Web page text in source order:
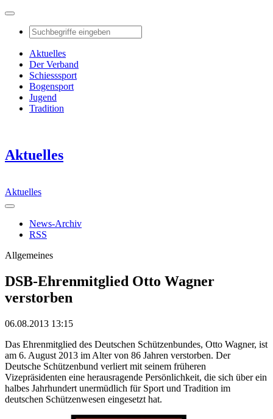
Aktuelles
Der Verband
Schiesssport
Bogensport
Jugend
Tradition
Aktuelles
Aktuelles
News-Archiv
RSS
Allgemeines
DSB-Ehrenmitglied Otto Wagner
verstorben
06.08.2013 13:15
Das Ehrenmitglied des Deutschen Schützenbundes, Otto Wagner, ist
am 6. August 2013 im Alter von 86 Jahren verstorben. Der
Deutsche Schützenbund verliert mit seinem früheren
Vizepräsidenten eine herausragende Persönlichkeit, die sich über ein
halbes Jahrhundert unermüdlich für Sport und Tradition im
deutschen Schützenwesen eingesetzt hat.